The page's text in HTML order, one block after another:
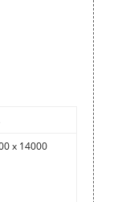
x 14000